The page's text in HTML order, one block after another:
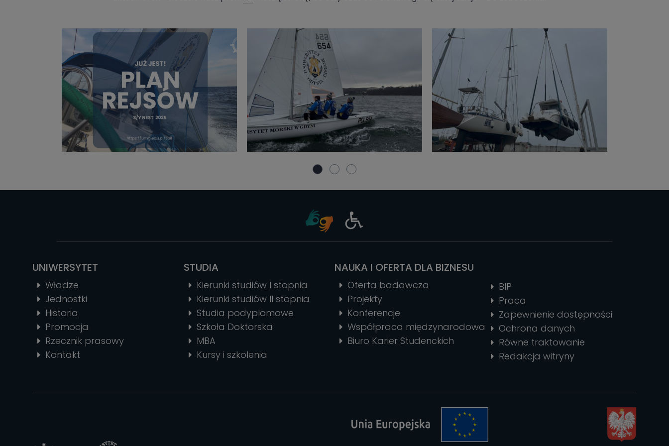
UNIWERSYTET
Władze
Jednostki
Historia
Promocja
Rzecznik prasowy
Kontakt
STUDIA
Kierunki studiów I stopnia
Kierunki studiów II stopnia
Studia podyplomowe
Szkoła Doktorska
MBA
Kursy i szkolenia
NAUKA I OFERTA DLA BIZNESU
Oferta badawcza
Projekty
Konferencje
Współpraca międzynarodowa
Biuro Karier Studenckich
BIP
Praca
Zapewnienie dostępności
Ochrona danych
Równe traktowanie
Redakcja witryny